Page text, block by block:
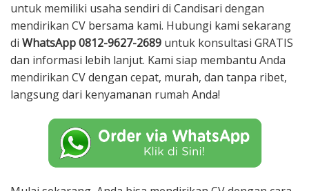
untuk memiliki usaha sendiri di Candisari dengan
mendirikan CV bersama kami. Hubungi kami sekarang
di WhatsApp 0812-9627-2689 untuk konsultasi GRATIS
dan informasi lebih lanjut. Kami siap membantu Anda
mendirikan CV dengan cepat, murah, dan tanpa ribet,
langsung dari kenyamanan rumah Anda!